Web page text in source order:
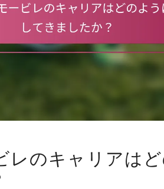
レのキャリアは